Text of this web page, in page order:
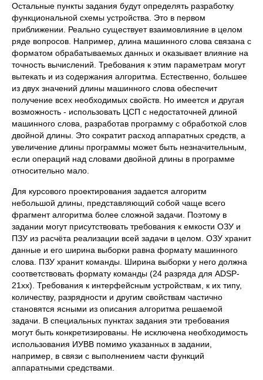
Остальные пункты задания будут определять разработку
функциональной схемы устройства. Это в первом
приближении. Реально существует взаимовлияние в целом
ряде вопросов. Например, длина машинного слова связана с
форматом обрабатываемых данных и оказывает влияние на
точность вычислений. Требования к этим параметрам могут
вытекать и из содержания алгоритма. Естественно, большее
из двух значений длины машинного слова обеспечит
получение всех необходимых свойств. Но имеется и другая
возможность - использовать ЦСП с недостаточней длиной
машинного слова, разработав программу с обработкой слов
двойной длины. Это сократит расход аппаратных средств, а
увеличение длины программы может быть незначительным,
если операций над словами двойной длины в программе
относительно мало.
Для курсового проектирования задается алгоритм
небольшой длины, представляющий собой чаще всего
фрагмент алгоритма более сложной задачи. Поэтому в
задании могут присутствовать требования к емкости ОЗУ и
ПЗУ из расчёта реализации всей задачи в целом. ОЗУ хранит
данные и его ширина выборки равна формату машинного
слова. ПЗУ хранит команды. Ширина выборки у него должна
соответствовать формату команды (24 разряда для ADSP-
21xx). Требования к интерфейсным устройствам, к их типу,
количеству, разрядности и другим свойствам частично
становятся ясными из описания алгоритма решаемой
задачи. В специальных пунктах задания эти требования
могут быть конкретизированы. Не исключена необходимость
использования ИУВВ помимо указанных в задании,
например, в связи с выполнением части функций
аппаратными средствами.